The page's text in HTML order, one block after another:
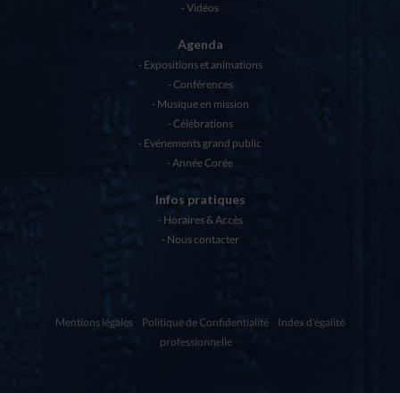
Vidéos
Agenda
Expositions et animations
Conférences
Musique en mission
Célébrations
Evénements grand public
Année Corée
Infos pratiques
Horaires & Accès
Nous contacter
Mentions légales Politique de Confidentialité
Index d'égalité
professionnelle